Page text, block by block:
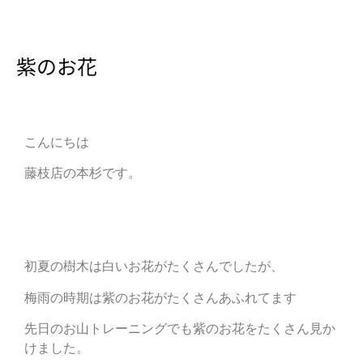
紫のお花
こんにちは
藤枝店の本杉です。
初夏の樹木は白いお花がたくさんでしたが、
梅雨の時期は紫のお花がたくさんあふれてます
先日のお山トレーニングでも紫のお花をたくさん見か
けました。